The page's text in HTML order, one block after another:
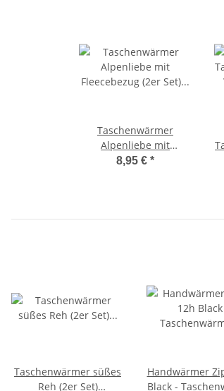
Taschenwärmer
Alpenliebe mit
Fleecebezug (2er Set)
Taschenheizkissen
8,95 € *
Taschenwärmer süßes
Reh (2er Set)
Handwärmer
Black -